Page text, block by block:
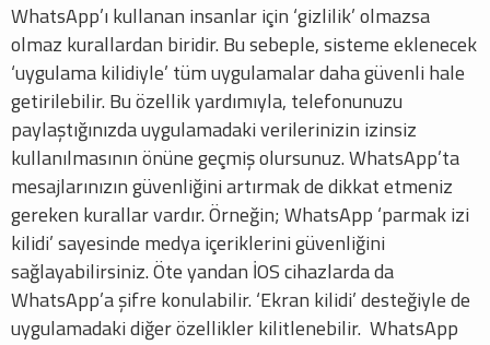
WhatsApp’ı kullanan insanlar için ‘gizlilik’ olmazsa
olmaz kurallardan biridir. Bu sebeple, sisteme eklenecek
‘uygulama kilidiyle’ tüm uygulamalar daha güvenli hale
getirilebilir. Bu özellik yardımıyla, telefonunuzu
paylaştığınızda uygulamadaki verilerinizin izinsiz
kullanılmasının önüne geçmiş olursunuz. WhatsApp’ta
mesajlarınızın güvenliğini artırmak de dikkat etmeniz
gereken kurallar vardır. Örneğin; WhatsApp ‘parmak izi
kilidi’ sayesinde medya içeriklerini güvenliğini
sağlayabilirsiniz. Öte yandan İOS cihazlarda da
WhatsApp’a şifre konulabilir. ‘Ekran kilidi’ desteğiyle de
uygulamadaki diğer özellikler kilitlenebilir. WhatsApp